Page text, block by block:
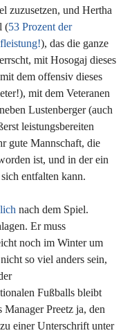
zuzusetzen, und Hertha
(53 Prozent der
), das die ganze
mit Hosogaj dieses
dem offensiv dieses
mit dem Veteranen
Lustenberger (auch
leistungsbereiten
gute Mannschaft, die
ist, und in der ein
entfalten kann.
nach dem Spiel.
Er muss
noch im Winter um
so viel anders sein,
Fußballs bleibt
Preetz ja, den
einer Unterschrift unter